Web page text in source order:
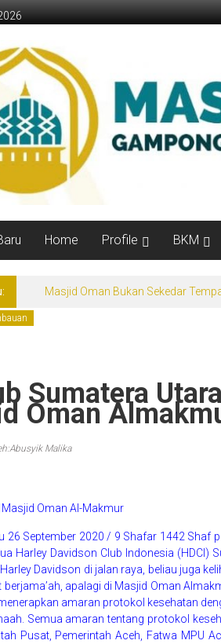
Home Profile BKM
Masjid Oman Bukan Sekedar
Sumatera
Oman
Malika
Masjid Oman Al-Makmur
26 September 2020 / 9 Shafar 1442 Shaf
Harley Davidson Club Indonesia (HDCI)
Davidson di jalan raya, beliau juga
berjama’ah, apalagi di Masjid Oman
amaran protokol kesehatan
Semua amaran tentang protokol
Pusat, Pemerintah Aceh, Fatwa MPU